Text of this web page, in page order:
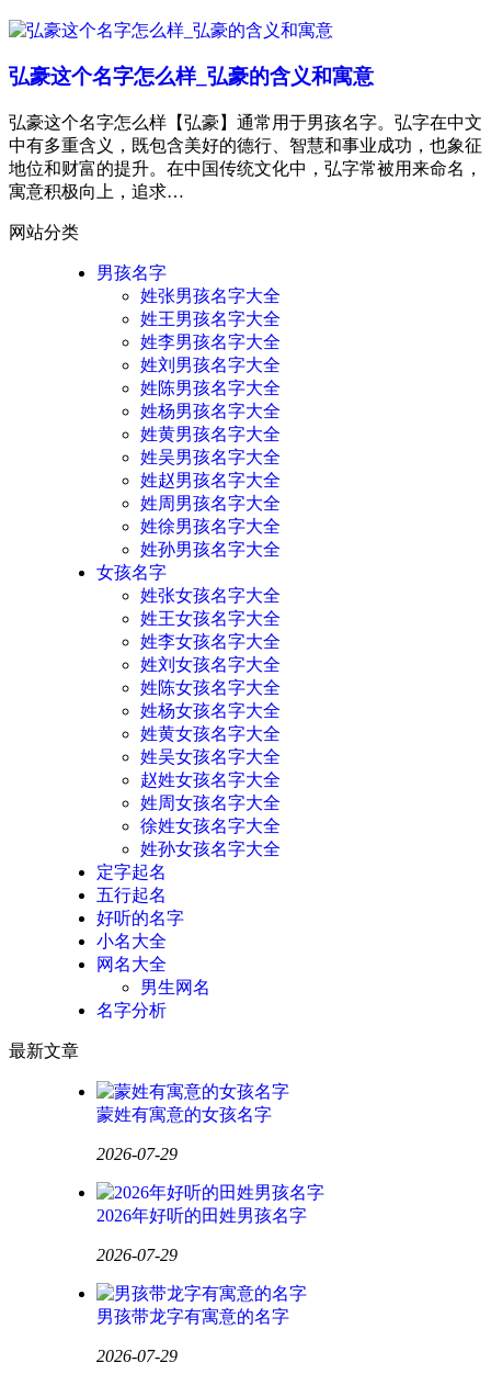
弘豪这个名字怎么样_弘豪的含义和寓意
弘豪这个名字怎么样【弘豪】通常用于男孩名字。弘字在中文
中有多重含义，既包含美好的德行、智慧和事业成功，也象征
地位和财富的提升。在中国传统文化中，弘字常被用来命名，
寓意积极向上，追求…
网站分类
男孩名字
姓张男孩名字大全
姓王男孩名字大全
姓李男孩名字大全
姓刘男孩名字大全
姓陈男孩名字大全
姓杨男孩名字大全
姓黄男孩名字大全
姓吴男孩名字大全
姓赵男孩名字大全
姓周男孩名字大全
姓徐男孩名字大全
姓孙男孩名字大全
女孩名字
姓张女孩名字大全
姓王女孩名字大全
姓李女孩名字大全
姓刘女孩名字大全
姓陈女孩名字大全
姓杨女孩名字大全
姓黄女孩名字大全
姓吴女孩名字大全
赵姓女孩名字大全
姓周女孩名字大全
徐姓女孩名字大全
姓孙女孩名字大全
定字起名
五行起名
好听的名字
小名大全
网名大全
男生网名
名字分析
最新文章
蒙姓有寓意的女孩名字
2026-07-29
2026年好听的田姓男孩名字
2026-07-29
男孩带龙字有寓意的名字
2026-07-29